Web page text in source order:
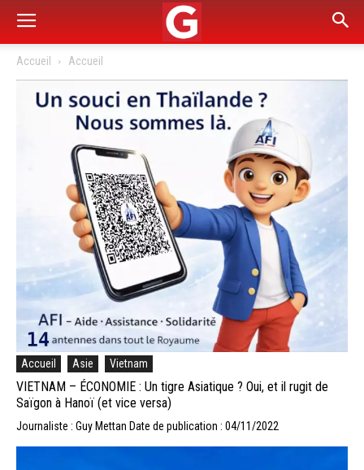
Accueil Accueil
Accueil Asie Vietnam
VIETNAM – ÉCONOMIE : Un tigre Asiatique ? Oui, et il rugit de
Saïgon à Hanoï (et vice versa)
Journaliste : Guy Mettan Date de publication : 04/11/2022